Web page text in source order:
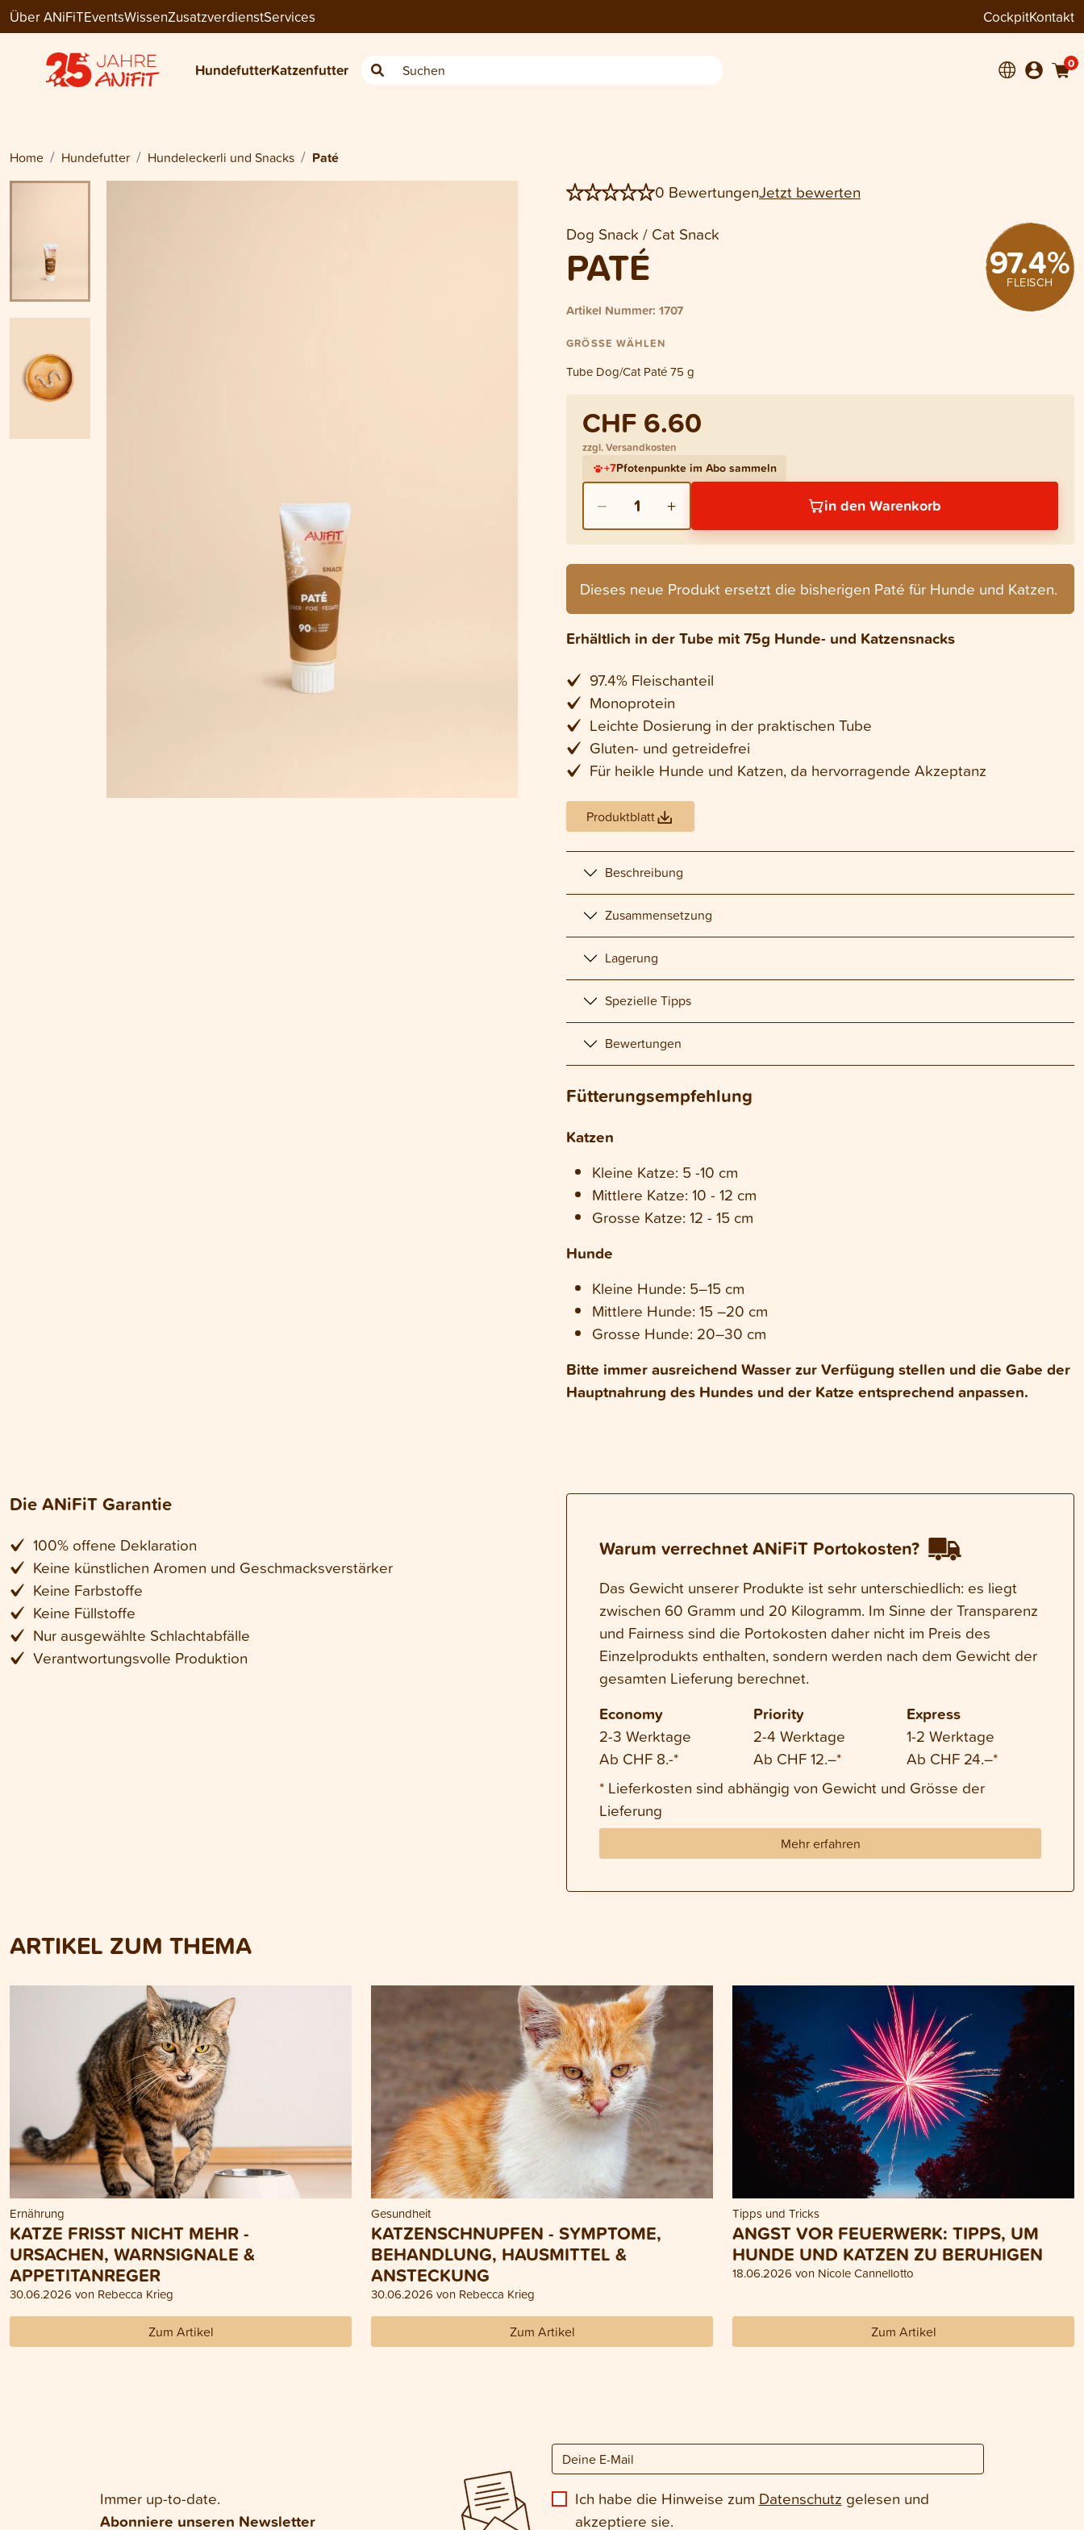
Über ANiFiTEventsWissenZusatzverdienstServices CockpitKontakt
HundefutterKatzenfutter 0
Dog Snack / Cat Snack
PATÉ
CHF 6.60
Tube Dog/Cat Paté 75 g −
Home Hundefutter Hundeleckerli und Snacks Paté
0 BewertungenJetzt bewerten
Dog Snack / Cat Snack
PATÉ
Artikel Nummer: 1707
97.4%
FLEISCH
GRÖSSE WÄHLEN
Tube Dog/Cat Paté 75 g
CHF 6.60
zzgl. Versandkosten
+7Pfotenpunkte im Abo sammeln
− 1 + in den Warenkorb
Dieses neue Produkt ersetzt die bisherigen Paté für Hunde und Katzen.
Erhältlich in der Tube mit 75g Hunde- und Katzensnacks
97.4% Fleischanteil
Monoprotein
Leichte Dosierung in der praktischen Tube
Gluten- und getreidefrei
Für heikle Hunde und Katzen, da hervorragende Akzeptanz
Produktblatt
Beschreibung
Zusammensetzung
Lagerung
Spezielle Tipps
Bewertungen
Fütterungsempfehlung
Katzen
Kleine Katze: 5 -10 cm
Mittlere Katze: 10 - 12 cm
Grosse Katze: 12 - 15 cm
Hunde
Kleine Hunde: 5–15 cm
Mittlere Hunde: 15 –20 cm
Grosse Hunde: 20–30 cm
Bitte immer ausreichend Wasser zur Verfügung stellen und die Gabe der
Hauptnahrung des Hundes und der Katze entsprechend anpassen.
Die ANiFiT Garantie
100% offene Deklaration
Keine künstlichen Aromen und Geschmacksverstärker
Keine Farbstoffe
Keine Füllstoffe
Nur ausgewählte Schlachtabfälle
Verantwortungsvolle Produktion
Warum verrechnet ANiFiT Portokosten?
Das Gewicht unserer Produkte ist sehr unterschiedlich: es liegt
zwischen 60 Gramm und 20 Kilogramm. Im Sinne der Transparenz
und Fairness sind die Portokosten daher nicht im Preis des
Einzelprodukts enthalten, sondern werden nach dem Gewicht der
gesamten Lieferung berechnet.
Economy
2-3 Werktage
Ab CHF 8.-*
Priority
2-4 Werktage
Ab CHF 12.–*
Express
1-2 Werktage
Ab CHF 24.–*
* Lieferkosten sind abhängig von Gewicht und Grösse der
Lieferung
Mehr erfahren
ARTIKEL ZUM THEMA
Ernährung
KATZE FRISST NICHT MEHR -
URSACHEN, WARNSIGNALE &
APPETITANREGER
30.06.2026 von Rebecca Krieg
Zum Artikel
Gesundheit
KATZENSCHNUPFEN - SYMPTOME,
BEHANDLUNG, HAUSMITTEL &
ANSTECKUNG
30.06.2026 von Rebecca Krieg
Zum Artikel
Tipps und Tricks
ANGST VOR FEUERWERK: TIPPS, UM
HUNDE UND KATZEN ZU BERUHIGEN
18.06.2026 von Nicole Cannellotto
Zum Artikel
Immer up-to-date.
Abonniere unseren Newsletter
Ich habe die Hinweise zum Datenschutz gelesen und
akzeptiere sie.